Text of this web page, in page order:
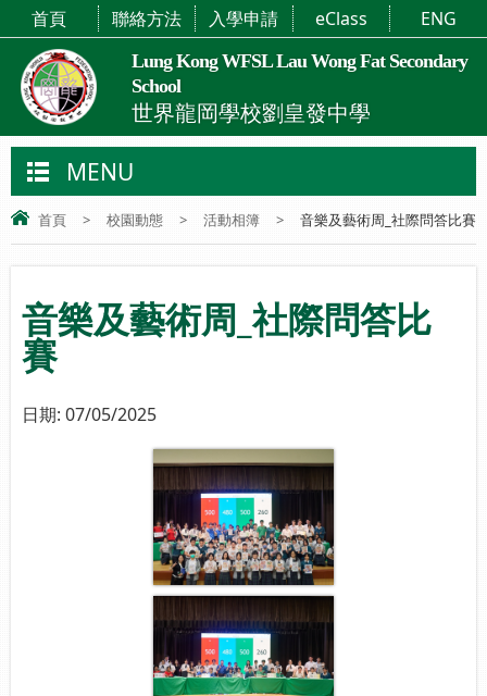
Lung Kong WFSL Lau Wong Fat Secondary
School
世界龍岡學校劉皇發中學
首頁 聯絡方法 入學申請 eClass ENG
MENU
首頁 > 校園動態 > 活動相簿 > 音樂及藝術周_社際問答比賽
音樂及藝術周_社際問答比
賽
日期: 07/05/2025